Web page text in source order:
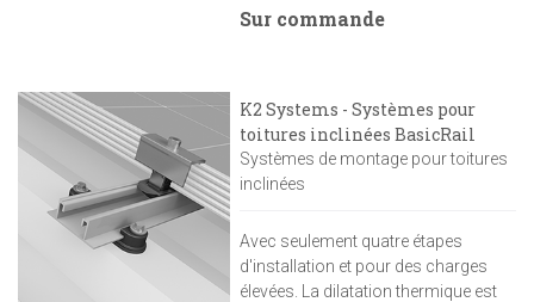
Sur commande
K2 Systems - Systèmes pour
toitures inclinées BasicRail
Systèmes de montage pour toitures
inclinées
Avec seulement quatre étapes
d'installation et pour des charges
élevées. La dilatation thermique est